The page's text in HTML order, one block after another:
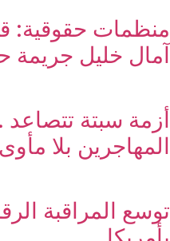
منظمات حقوقية:
آمال خليل جريمة
أزمة سبتة
المهاجرين بلا مأوى
توسع المراقبة